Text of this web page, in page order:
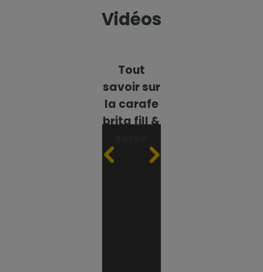
Vidéos
Tout
savoir sur
la carafe
brita fill &